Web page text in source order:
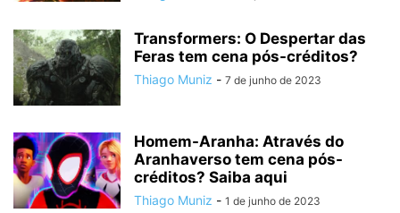
Transformers: O Despertar das
Feras tem cena pós-créditos?
Thiago Muniz - 7 de junho de 2023
Homem-Aranha: Através do
Aranhaverso tem cena pós-
créditos? Saiba aqui
Thiago Muniz - 1 de junho de 2023